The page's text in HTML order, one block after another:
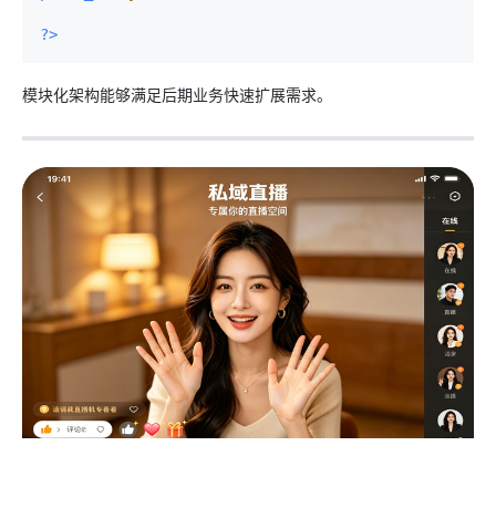
?>
模块化架构能够满足后期业务快速扩展需求。